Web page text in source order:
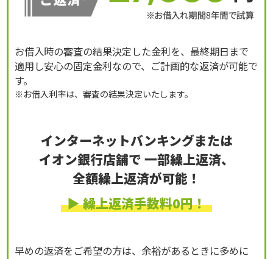
お借入時の審査の結果決定した金利を、最終期日まで
適用し安心の固定金利なので、ご計画的な返済が可能で
す。
※お借入利率は、審査の結果決定いたします。
インターネットバンキングまたは
イオン銀行店舗で 一部繰上返済、
全額繰上返済が可能！
▶ 繰上返済手数料0円！
早めの返済をご希望の方は、余裕があるときに多めに